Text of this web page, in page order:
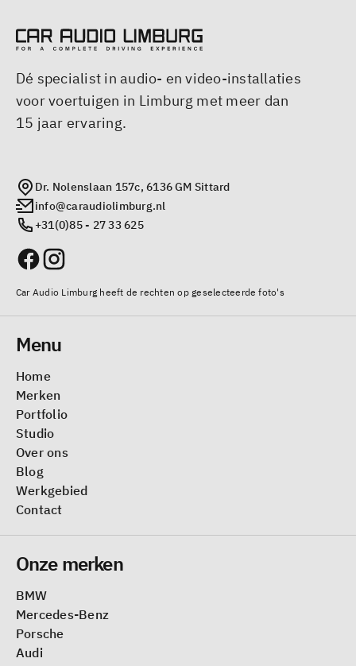
Dé specialist in audio- en video-installaties
voor voertuigen in Limburg met meer dan
15 jaar ervaring.
Dr. Nolenslaan 157c, 6136 GM Sittard
info@caraudiolimburg.nl
+31(0)85 - 27 33 625
Car Audio Limburg heeft de rechten op geselecteerde foto's
Menu
Home
Merken
Portfolio
Studio
Over ons
Blog
Werkgebied
Contact
Onze merken
BMW
Mercedes-Benz
Porsche
Audi